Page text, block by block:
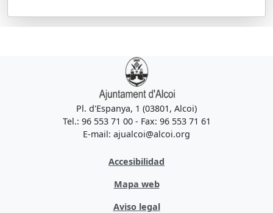
Pl. d'Espanya, 1 (03801, Alcoi)
Tel.: 96 553 71 00 - Fax: 96 553 71 61
E-mail: ajualcoi@alcoi.org
Accesibilidad
Mapa web
Aviso legal